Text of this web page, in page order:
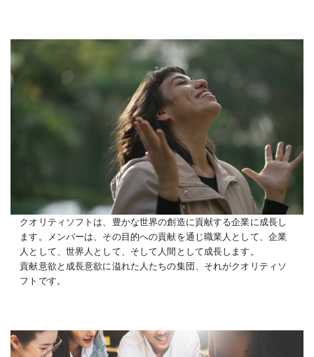
クオリティソフトは、豊かな世界の創造に貢献する企業に成長し
ます。メンバーは、その目的への貢献を通じ職業人として、企業
人として、世界人として、そして人間として成長します。
貢献意欲と成長意欲に溢れた人たちの集団、それがクオリティソ
フトです。